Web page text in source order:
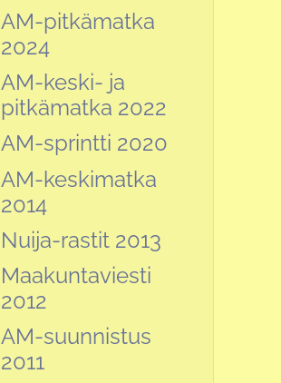
AM-pitkämatka
2024
AM-keski- ja
pitkämatka 2022
AM-sprintti 2020
AM-keskimatka
2014
Nuija-rastit 2013
Maakuntaviesti
2012
AM-suunnistus
2011